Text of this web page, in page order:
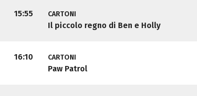
15:55 CARTONI
Il piccolo regno di Ben e Holly
16:10 CARTONI
Paw Patrol